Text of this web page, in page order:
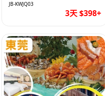
純玩3天
JB-KWJQ03
3天 $398+